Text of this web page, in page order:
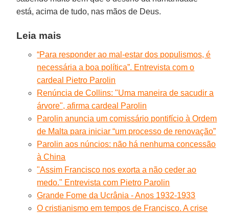
está, acima de tudo, nas mãos de Deus.
Leia mais
“Para responder ao mal-estar dos populismos, é
necessária a boa política”. Entrevista com o
cardeal Pietro Parolin
Renúncia de Collins: "Uma maneira de sacudir a
árvore", afirma cardeal Parolin
Parolin anuncia um comissário pontifício à Ordem
de Malta para iniciar “um processo de renovação”
Parolin aos núncios: não há nenhuma concessão
à China
"Assim Francisco nos exorta a não ceder ao
medo." Entrevista com Pietro Parolin
Grande Fome da Ucrânia - Anos 1932-1933
O cristianismo em tempos de Francisco. A crise